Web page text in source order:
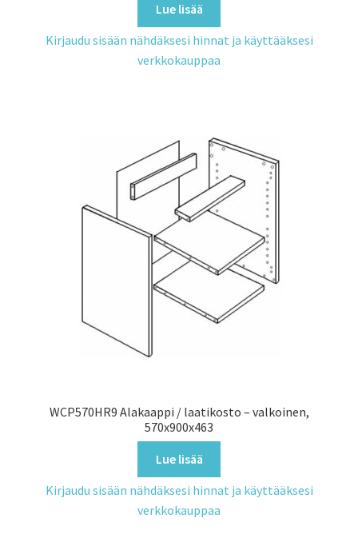
Lue lisää
Kirjaudu sisään nähdäksesi hinnat ja käyttääksesi
verkkokauppaa
WCP570HR9 Alakaappi / laatikosto – valkoinen,
570x900x463
Lue lisää
Kirjaudu sisään nähdäksesi hinnat ja käyttääksesi
verkkokauppaa